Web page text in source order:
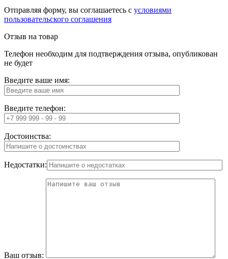
Отправляя форму, вы соглашаетесь с условиями
пользовательского соглашения
Отзыв на товар
Телефон необходим для подтверждения отзыва, опубликован
не будет
Введите ваше имя:
Введите телефон:
Достоинства:
Недостатки:
Ваш отзыв: